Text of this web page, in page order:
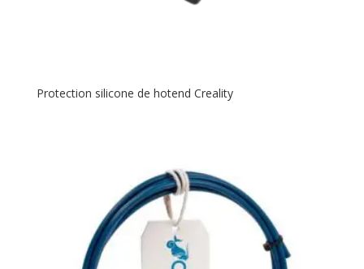
Protection silicone de hotend Creality